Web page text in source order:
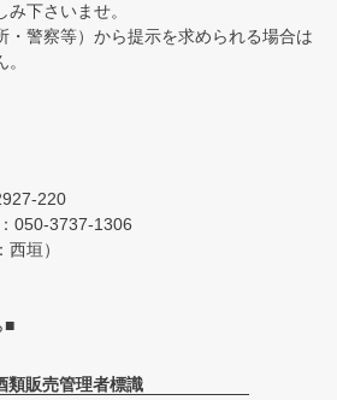
下さいませ。
・警察等）から提示を求められる場合は
220
050-3737-1306
垣）
■
類販売管理者標識